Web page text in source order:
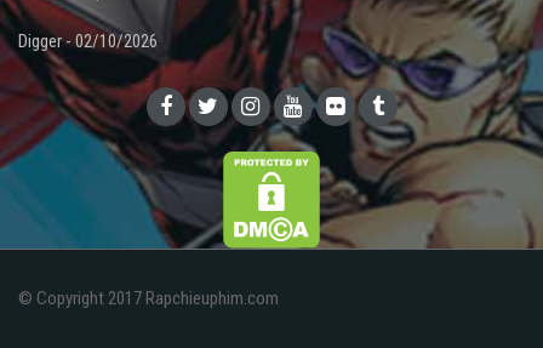
Digger - 02/10/2026
© Copyright 2017 Rapchieuphim.com